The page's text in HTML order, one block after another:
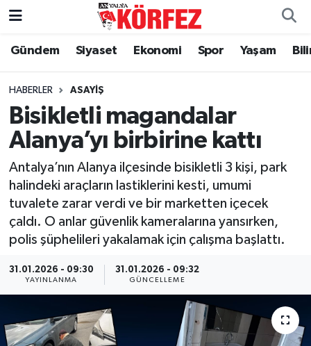
Gündem Siyaset Ekonomi Spor Yaşam
HABERLER ASAYIŞ
Bisikletli magandalar
Alanya’yı birbirine kattı
Antalya’nın Alanya ilçesinde bisikletli 3 kişi, park
halindeki araçların lastiklerini kesti, umumi
tuvalete zarar verdi ve bir marketten içecek
çaldı. O anlar güvenlik kameralarına yansırken,
polis şüphelileri yakalamak için çalışma başlattı.
31.01.2026 - 09:30
YAYINLANMA
31.01.2026 - 09:32
GÜNCELLEME
Gündem
Siyaset
Yerel Yönetim
Yaşam
Asayiş
Eğitim
Nöbetçi Eczaneler
Hava Durumu
Trafik Durumu
Tüm Manşetler
Son Dakika Haberleri
Haber Arşivi